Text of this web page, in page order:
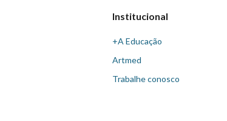
Institucional
+A Educação
Artmed
Trabalhe conosco